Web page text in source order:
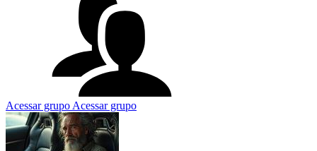
Acessar grupo Acessar grupo